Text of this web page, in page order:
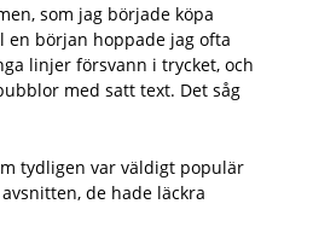
som jag började köpa
en början hoppade jag ofta
linjer försvann i trycket, och
med satt text. Det såg
tydligen var väldigt populär
de hade läckra